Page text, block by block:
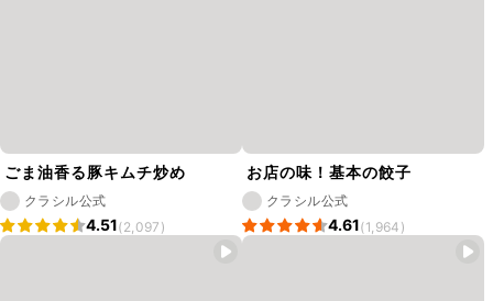
ごま油香る豚キムチ炒め
クラシル公式
4.51(2,097)
お店の味！基本の餃子
クラシル公式
4.61(1,964)